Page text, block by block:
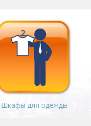
Шкафы для одежды